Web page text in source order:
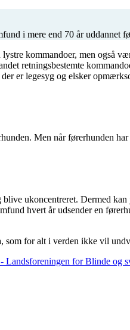
i mere end 70 år uddannet
kommandoer, men også
retningsbestemte
er legesyg og elsker
Men når førerhunden
ukoncentreret. Dermed
hvert år udsender en
som for alt i verden ikke vil